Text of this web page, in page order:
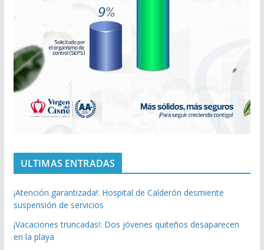
ULTIMAS ENTRADAS
¡Atención garantizada!: Hospital de Calderón desmiente
suspensión de servicios
¡Vacaciones truncadas!: Dos jóvenes quiteños desaparecen
en la playa